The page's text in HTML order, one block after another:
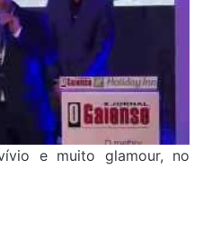
e muito glamour, no